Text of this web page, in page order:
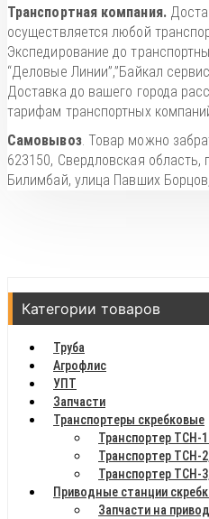
Транспортная компания.
осуществляется любой
Экспедирование до
“Деловые Линии”,”Байкал
Доставка до вашего города
тарифам транспортных
Самовывоз. Товар можно
623150, Свердловская область,
Билимбай, улица Павших
Категории товаров
Труба
Агрофлис
УПТ
Запчасти
Транспортеры скребковые
Транспортер ТСН-
Транспортер ТСН-
Транспортер ТСН-
Приводные станции
Запчасти на